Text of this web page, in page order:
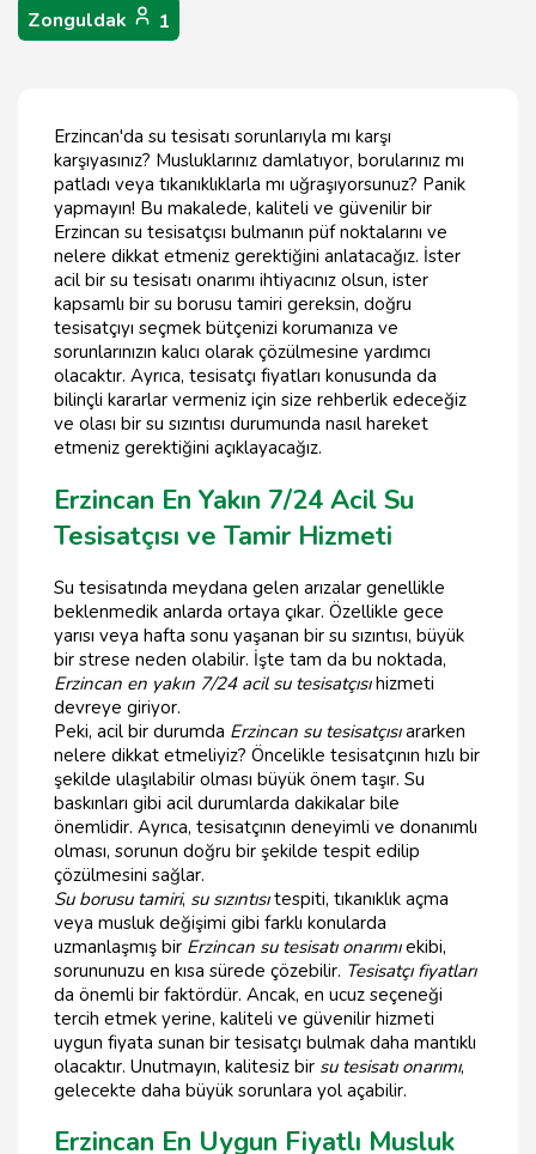
Zonguldak 1
Erzincan'da su tesisatı sorunlarıyla mı karşı
karşıyasınız? Musluklarınız damlatıyor, borularınız mı
patladı veya tıkanıklıklarla mı uğraşıyorsunuz? Panik
yapmayın! Bu makalede, kaliteli ve güvenilir bir
Erzincan su tesisatçısı bulmanın püf noktalarını ve
nelere dikkat etmeniz gerektiğini anlatacağız. İster
acil bir su tesisatı onarımı ihtiyacınız olsun, ister
kapsamlı bir su borusu tamiri gereksin, doğru
tesisatçıyı seçmek bütçenizi korumanıza ve
sorunlarınızın kalıcı olarak çözülmesine yardımcı
olacaktır. Ayrıca, tesisatçı fiyatları konusunda da
bilinçli kararlar vermeniz için size rehberlik edeceğiz
ve olası bir su sızıntısı durumunda nasıl hareket
etmeniz gerektiğini açıklayacağız.
Erzincan En Yakın 7/24 Acil Su
Tesisatçısı ve Tamir Hizmeti
Su tesisatında meydana gelen arızalar genellikle
beklenmedik anlarda ortaya çıkar. Özellikle gece
yarısı veya hafta sonu yaşanan bir su sızıntısı, büyük
bir strese neden olabilir. İşte tam da bu noktada,
Erzincan en yakın 7/24 acil su tesisatçısıhizmeti
devreye giriyor.
Peki, acil bir durumda Erzincan su tesisatçısıararken
nelere dikkat etmeliyiz? Öncelikle tesisatçının hızlı bir
şekilde ulaşılabilir olması büyük önem taşır. Su
baskınları gibi acil durumlarda dakikalar bile
önemlidir. Ayrıca, tesisatçının deneyimli ve donanımlı
olması, sorunun doğru bir şekilde tespit edilip
çözülmesini sağlar.
Su borusu tamiri, su sızıntısıtespiti, tıkanıklık açma
veya musluk değişimi gibi farklı konularda
uzmanlaşmış bir Erzincan su tesisatı onarımıekibi,
sorununuzu en kısa sürede çözebilir. Tesisatçı fiyatları
da önemli bir faktördür. Ancak, en ucuz seçeneği
tercih etmek yerine, kaliteli ve güvenilir hizmeti
uygun fiyata sunan bir tesisatçı bulmak daha mantıklı
olacaktır. Unutmayın, kalitesiz bir su tesisatı onarımı,
gelecekte daha büyük sorunlara yol açabilir.
Erzincan En Uygun Fiyatlı Musluk